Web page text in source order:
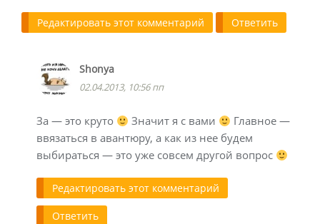
Редактировать этот комментарий Ответить
Shonya
02.04.2013, 10:56 пп
За — это круто Значит я с вами
Главное —
ввязаться в авантюру, а как из нее будем
выбираться — это уже совсем другой вопрос
Редактировать этот комментарий
Ответить